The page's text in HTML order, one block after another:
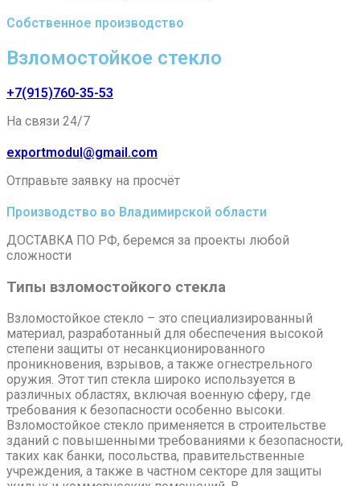
Собственное производство
Взломостойкое стекло
+7(915)760-35-53
На связи 24/7
exportmodul@gmail.com
Отправьте заявку на просчёт
Производство во Владимирской области
ДОСТАВКА ПО РФ, беремся за проекты любой
сложности
Типы взломостойкого стекла
Взломостойкое стекло – это специализированный
материал, разработанный для обеспечения высокой
степени защиты от несанкционированного
проникновения, взрывов, а также огнестрельного
оружия. Этот тип стекла широко используется в
различных областях, включая военную сферу, где
требования к безопасности особенно высоки.
Взломостойкое стекло применяется в строительстве
зданий с повышенными требованиями к безопасности,
таких как банки, посольства, правительственные
учреждения, а также в частном секторе для защиты